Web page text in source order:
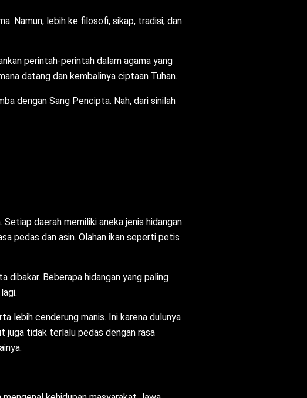
Namun, lebih ke filosofi, sikap, tradisi, dan
perintah-perintah dalam agama yang
datang dan kembalinya ciptaan Tuhan.
dengan Sang Pencipta. Nah, dari sinilah
daerah memiliki aneka jenis hidangan
pedas dan asin. Olahan ikan seperti petis
dibakar. Beberapa hidangan yang paling
lebih cenderung manis. Ini karena dulunya
juga tidak terlalu pedas dengan rasa